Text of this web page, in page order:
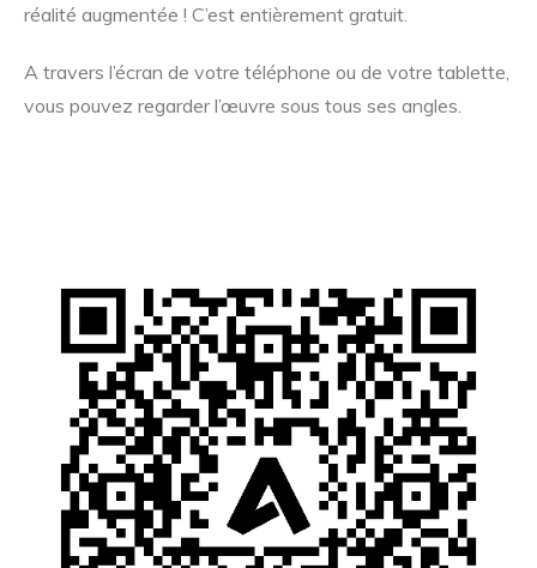
réalité augmentée ! C’est entièrement gratuit.
A travers l’écran de votre téléphone ou de votre tablette,
vous pouvez regarder l’œuvre sous tous ses angles.